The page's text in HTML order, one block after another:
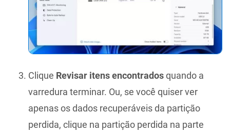
Clique Revisar itens encontradosquando a
varredura terminar. Ou, se você quiser ver
apenas os dados recuperáveis da partição
perdida, clique na partição perdida na parte